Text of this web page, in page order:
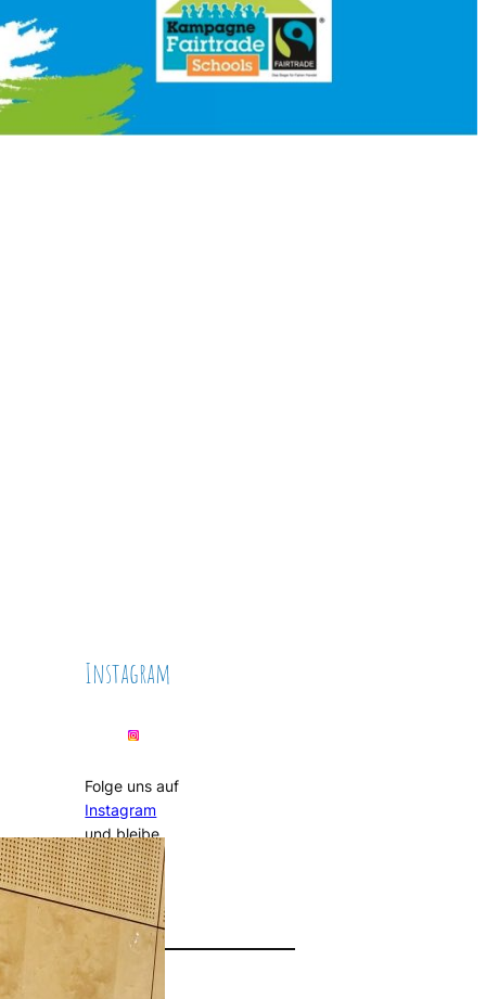
Instagram
Folge uns auf
Instagram
und bleibe
auf dem
Laufenden!